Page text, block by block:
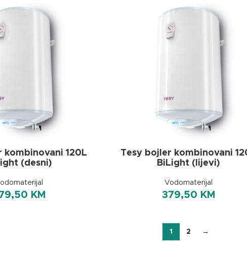
kombinovani 120L
(desni)
KM
Tesy bojler kombinovani
BiLight (lijevi)
Vodomaterijal
379,50 KM
1 2 →